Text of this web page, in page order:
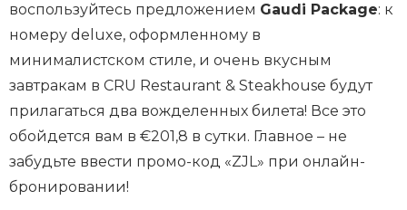
воспользуйтесь предложением Gaudi Package: к
номеру deluxe, оформленному в
минималистском стиле, и очень вкусным
завтракам в CRU Restaurant & Steakhouse будут
прилагаться два вожделенных билета! Все это
обойдется вам в €201,8 в сутки. Главное – не
забудьте ввести промо-код «ZJL» при онлайн-
бронировании!